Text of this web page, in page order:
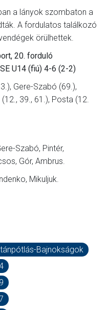
a lányok szombaton a
A fordulatos találkozó
örülhettek.
20. forduló
U14 (fiú) 4-6 (2-2)
Gere-Szabó (69.),
39., 61.), Posta (12.
Szabó, Pintér,
Gór, Ambrus.
Mikuljuk.
Bajnokságok